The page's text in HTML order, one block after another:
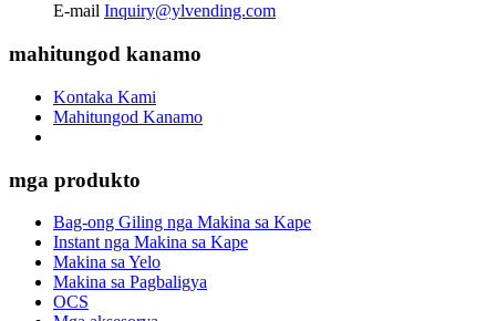
E-mail Inquiry@ylvending.com
mahitungod kanamo
Kontaka Kami
Mahitungod Kanamo
mga produkto
Bag-ong Giling nga Makina sa Kape
Instant nga Makina sa Kape
Makina sa Yelo
Makina sa Pagbaligya
OCS